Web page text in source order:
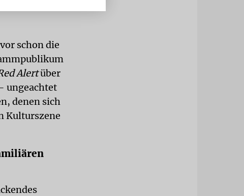
schon die
Alertüber
ungeachtet
denen sich
Kulturszene